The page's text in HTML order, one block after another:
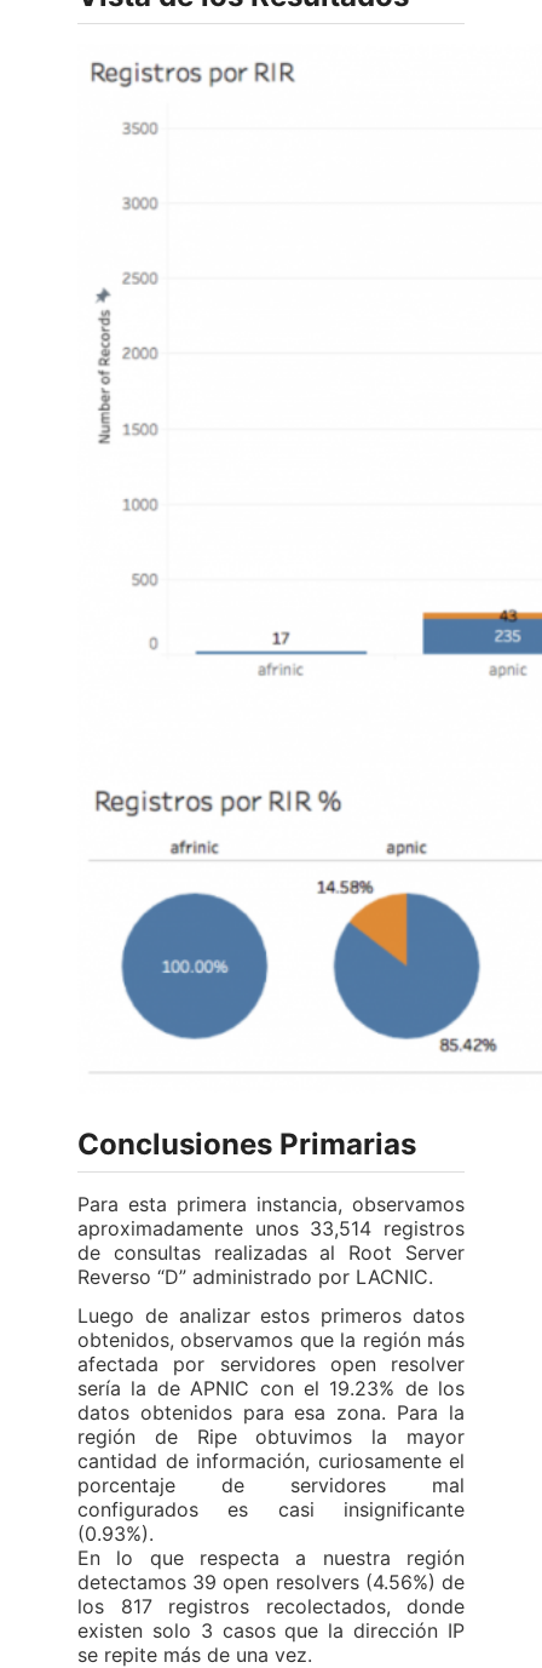
Conclusiones Primarias
Para esta primera instancia, observamos
aproximadamente unos 33,514 registros
de consultas realizadas al Root Server
Reverso “D” administrado por LACNIC.
Luego de analizar estos primeros datos
obtenidos, observamos que la región más
afectada por servidores open resolver
sería la de APNIC con el 19.23% de los
datos obtenidos para esa zona. Para la
región de Ripe obtuvimos la mayor
cantidad de información, curiosamente el
porcentaje de servidores mal
configurados es casi insignificante
(0.93%).
En lo que respecta a nuestra región
detectamos 39 open resolvers (4.56%) de
los 817 registros recolectados, donde
existen solo 3 casos que la dirección IP
se repite más de una vez.